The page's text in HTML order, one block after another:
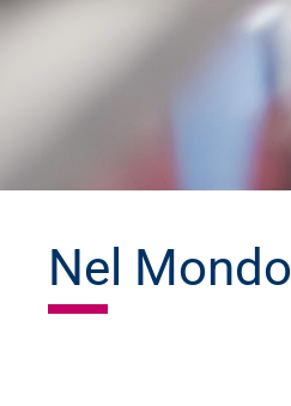
Nel Mondo